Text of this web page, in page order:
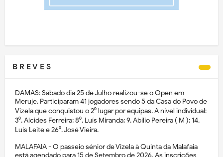
B R E V E S
DAMAS: Sábado dia 25 de Julho realizou-se o Open em
Meruje. Participaram 41 jogadores sendo 5 da Casa do Povo de
Vizela que conquistou o 2⁰ lugar por equipas. A nível individual:
3⁰. Alcides Ferreira; 8⁰. Luís Miranda; 9. Abílio Pereira ( M ); 14.
Luís Leite e 26⁰. José Vieira.
MALAFAIA - O passeio sénior de Vizela à Quinta da Malafaia